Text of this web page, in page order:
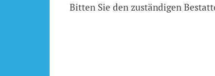
Bitten Sie den zuständigen